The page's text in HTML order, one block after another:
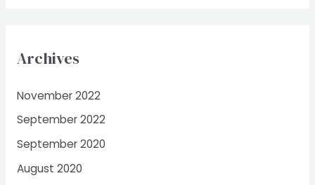
Archives
November 2022
September 2022
September 2020
August 2020